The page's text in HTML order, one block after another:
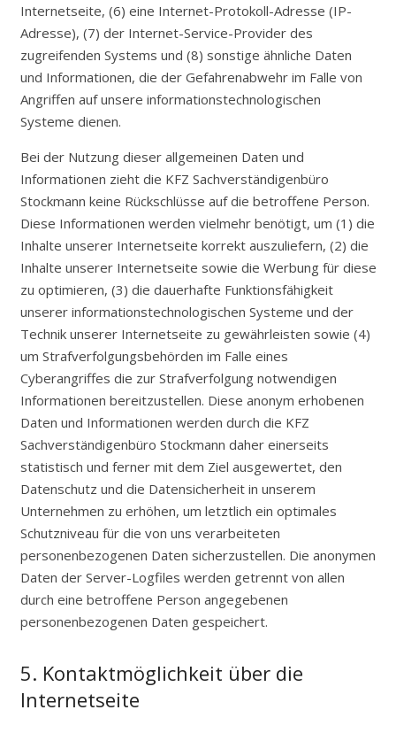
Internetseite, (6) eine Internet-Protokoll-Adresse (IP-
Adresse), (7) der Internet-Service-Provider des
zugreifenden Systems und (8) sonstige ähnliche Daten
und Informationen, die der Gefahrenabwehr im Falle von
Angriffen auf unsere informationstechnologischen
Systeme dienen.
Bei der Nutzung dieser allgemeinen Daten und
Informationen zieht die KFZ Sachverständigenbüro
Stockmann keine Rückschlüsse auf die betroffene Person.
Diese Informationen werden vielmehr benötigt, um (1) die
Inhalte unserer Internetseite korrekt auszuliefern, (2) die
Inhalte unserer Internetseite sowie die Werbung für diese
zu optimieren, (3) die dauerhafte Funktionsfähigkeit
unserer informationstechnologischen Systeme und der
Technik unserer Internetseite zu gewährleisten sowie (4)
um Strafverfolgungsbehörden im Falle eines
Cyberangriffes die zur Strafverfolgung notwendigen
Informationen bereitzustellen. Diese anonym erhobenen
Daten und Informationen werden durch die KFZ
Sachverständigenbüro Stockmann daher einerseits
statistisch und ferner mit dem Ziel ausgewertet, den
Datenschutz und die Datensicherheit in unserem
Unternehmen zu erhöhen, um letztlich ein optimales
Schutzniveau für die von uns verarbeiteten
personenbezogenen Daten sicherzustellen. Die anonymen
Daten der Server-Logfiles werden getrennt von allen
durch eine betroffene Person angegebenen
personenbezogenen Daten gespeichert.
5. Kontaktmöglichkeit über die
Internetseite